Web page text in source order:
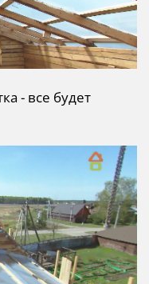
- все будет